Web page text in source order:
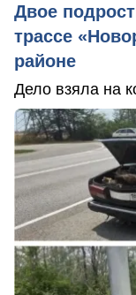
Двое
трассе
районе
Дело взяла на